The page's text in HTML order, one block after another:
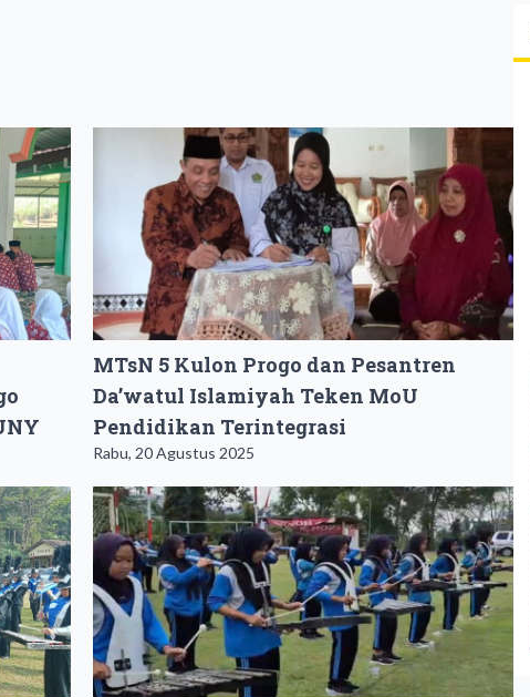
MTsN 5 Kulon Progo dan Pesantren
Da’watul Islamiyah Teken MoU
Pendidikan Terintegrasi
Rabu, 20 Agustus 2025